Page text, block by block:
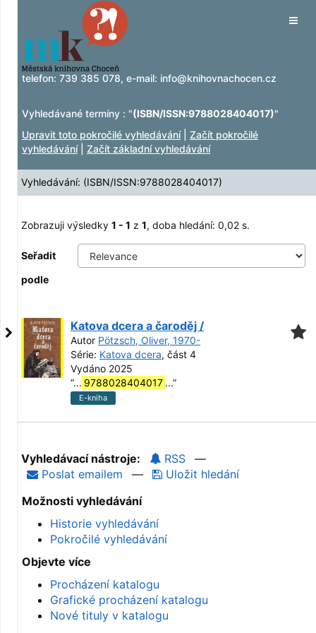
Zobrazuji výsledky1 - 1z
Přeskočit na obsah
telefon: 739 385 078, e-mail: info@knihovnachocen.cz
Vyhledávané termíny : "(ISBN/ISSN:9788028404017)"
Upravit toto pokročilé vyhledávání| Začít pokročilé
vyhledávání| Začít základní vyhledávání
Vyhledávání: (ISBN/ISSN:9788028404017)
Zobrazuji výsledky 1 - 1 z 1, doba hledání: 0,02 s.
Seřadit
podle
Katova dcera a čaroděj /
Autor Pötzsch, Oliver, 1970-
Série: Katova dcera, část 4
Vydáno 2025
“... 9788028404017 ...”
E-kniha
Vyhledávací nástroje: RSS
—
Poslat emailem
—
Uložit hledání
Možnosti vyhledávání
Historie vyhledávání
Pokročilé vyhledávání
Objevte více
Procházení katalogu
Grafické procházení katalogu
Nové tituly v katalogu